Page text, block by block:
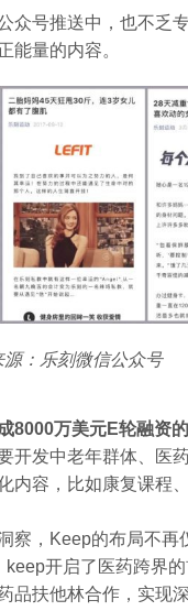
众号推送中，也不乏
能量的内容。
源：乐刻微信公众号
8000万美元E轮融资
开发中老年群体、医
内容，比如康复课程
察，Keep的布局不再
keep开启了医药跨界
品扶他林合作，实现